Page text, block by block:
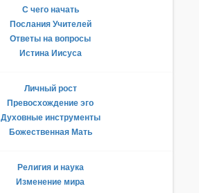
С чего начать
Послания Учителей
Ответы на вопросы
Истина Иисуса
Личный рост
Превосхождение эго
Духовные инструменты
Божественная Мать
Религия и наука
Изменение мира